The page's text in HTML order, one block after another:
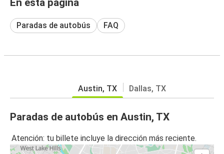
Paradas de autobús FAQ
Austin, TX Dallas, TX
Paradas de autobús en Austin, TX
Atención: tu billete incluye la dirección más reciente.